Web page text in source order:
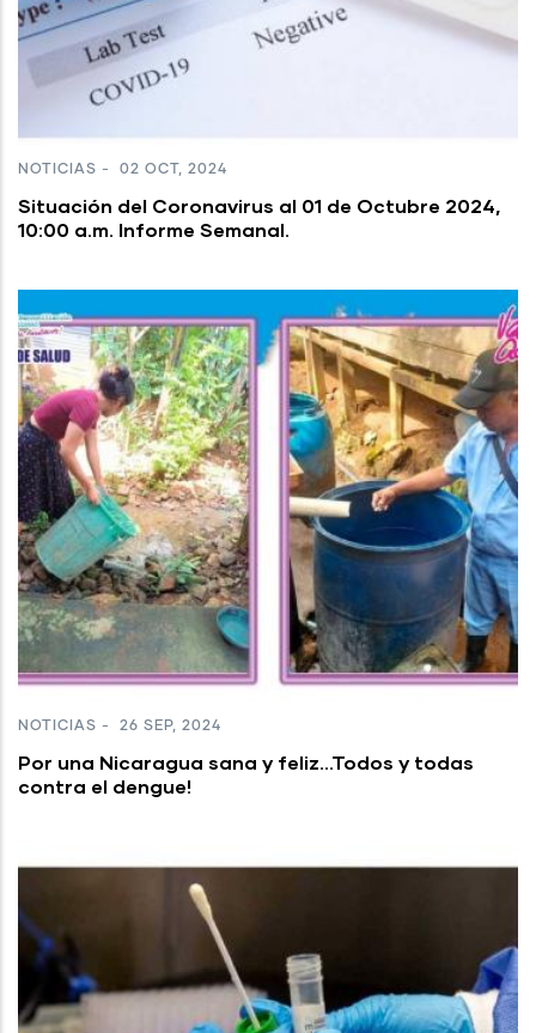
NOTICIAS - 02 OCT, 2024
Situación del Coronavirus al 01 de Octubre 2024,
10:00 a.m. Informe Semanal.
NOTICIAS - 26 SEP, 2024
Por una Nicaragua sana y feliz...Todos y todas
contra el dengue!